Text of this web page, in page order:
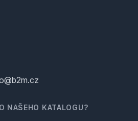
NAŠEHO KATALOGU?